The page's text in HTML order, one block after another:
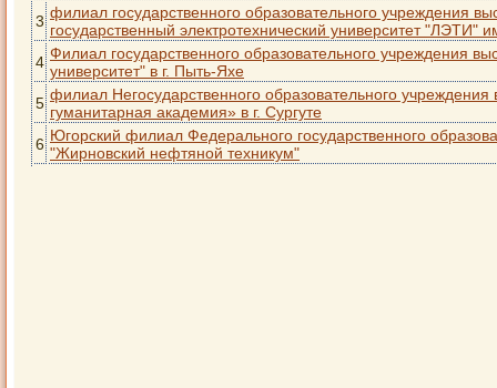
3 филиал государственного образовательного учреждения
государственный электротехнический университет "ЛЭТИ"
4 Филиал государственного образовательного учреждения
университет" в г. Пыть-Яхе
5 филиал Негосударственного образовательного
гуманитарная академия» в г. Сургуте
6 Югорский филиал Федерального государственного
"Жирновский нефтяной техникум"